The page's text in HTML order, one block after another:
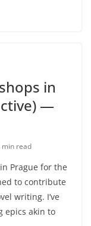
in
—
min read
Prague for the
to contribute
writing. I’ve
epics akin to